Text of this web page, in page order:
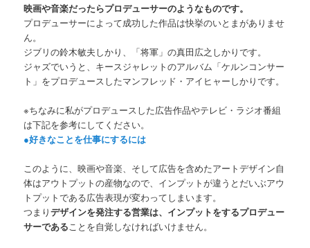
映画や音楽だったらプロデューサーのようなものです。
プロデューサーによって成功した作品は快挙のいとまがありませ
ん。
ジブリの鈴木敏夫しかり、「将軍」の真田広之しかりです。
ジャズでいうと、キースジャレットのアルバム「ケルンコンサー
ト」をプロデュースしたマンフレッド・アイヒャーしかりです。
※ちなみに私がプロデュースした広告作品やテレビ・ラジオ番組
は下記を参考にしてください。
●好きなことを仕事にするには
このように、映画や音楽、そして広告を含めたアートデザイン自
体はアウトプットの産物なので、インプットが違うとだいぶアウ
トプットである広告表現が変わってしまいます。
つまりデザインを発注する営業は、インプットをするプロデュー
サーであることを自覚しなければいけません。